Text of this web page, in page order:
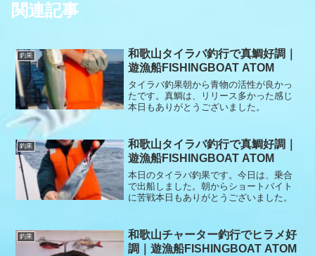
関連記事
釣果
和歌山タイラバ釣行で真鯛好調｜
遊漁船FISHINGBOAT ATOM
タイラバ釣果朝から青物の活性が良かっ
たです。真鯛は、リリース多かった感じ
本日もありがとうございました。
釣果
和歌山タイラバ釣行で真鯛好調｜
遊漁船FISHINGBOAT ATOM
本日のタイラバ釣果です。今日は、乗合
で出船しました。朝からショートバイト
に苦戦本日もありがとうございました。
釣果
和歌山チャーター釣行でヒラメ好
調｜遊漁船FISHINGBOAT ATOM